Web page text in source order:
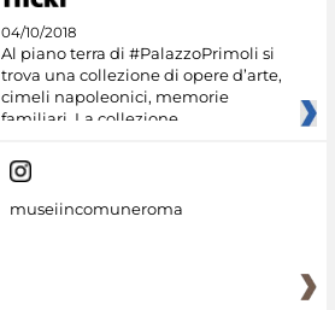
04/10/2018
Al piano terra di #PalazzoPrimoli si
trova una collezione di opere d’arte,
cimeli napoleonici, memorie
familiari. La collezione
museiincomuneroma